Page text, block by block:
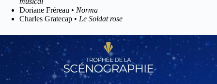
Doriane Fréreau • Norma
Charles Gratecap • Le Soldat rose